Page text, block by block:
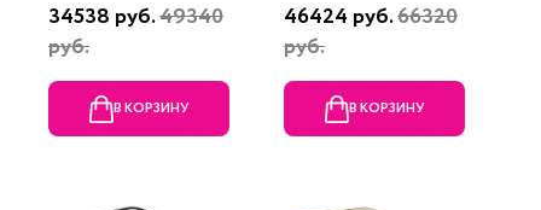
34538 руб.49340
руб.
В КОРЗИНУ
46424 руб.66320
руб.
В КОРЗИНУ